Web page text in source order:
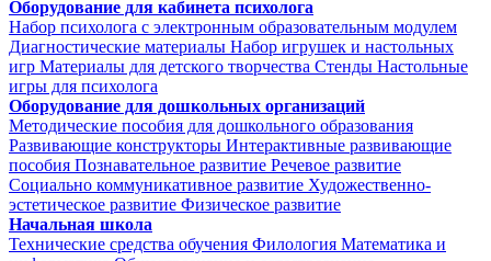
Оборудование для кабинета психолога
Набор психолога с электронным образовательным модулем
Диагностические материалы Набор игрушек и настольных
игр Материалы для детского творчества Стенды Настольные
игры для психолога
Оборудование для дошкольных организаций
Методические пособия для дошкольного образования
Развивающие конструкторы Интерактивные развивающие
пособия Познавательное развитие Речевое развитие
Социально коммуникативное развитие Художественно-
эстетическое развитие Физическое развитие
Начальная школа
Технические средства обучения Филология Математика и